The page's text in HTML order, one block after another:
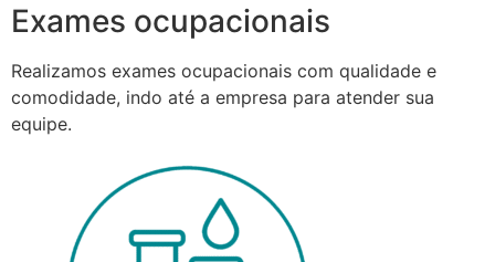
Exames ocupacionais
Realizamos exames ocupacionais com qualidade e
comodidade, indo até a empresa para atender sua
equipe.